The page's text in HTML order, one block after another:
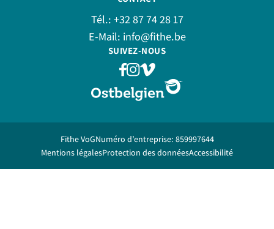
Tél.: +32 87 74 28 17
E-Mail: info@fithe.be
SUIVEZ-NOUS
Fithe VoGNuméro d’entreprise: 859997644
Mentions légalesProtection des donnéesAccessibilité